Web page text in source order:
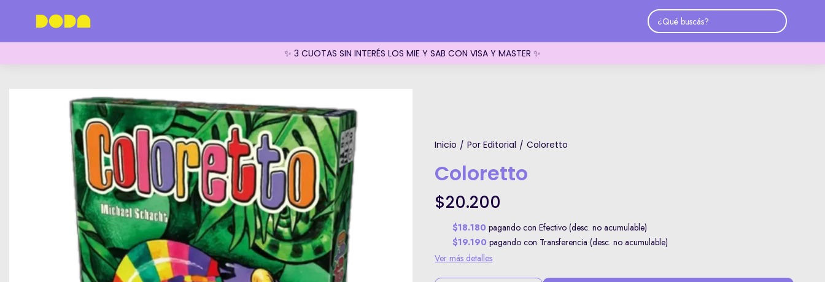
✨ 3 CUOTAS SIN INTERÉS LOS MIE Y SAB CON VISA Y MASTER ✨
Inicio / Por Editorial / Coloretto
Coloretto
$20.200
$18.180 pagando con Efectivo (desc. no acumulable)
$19.190 pagando con Transferencia (desc. no acumulable)
Ver más detalles